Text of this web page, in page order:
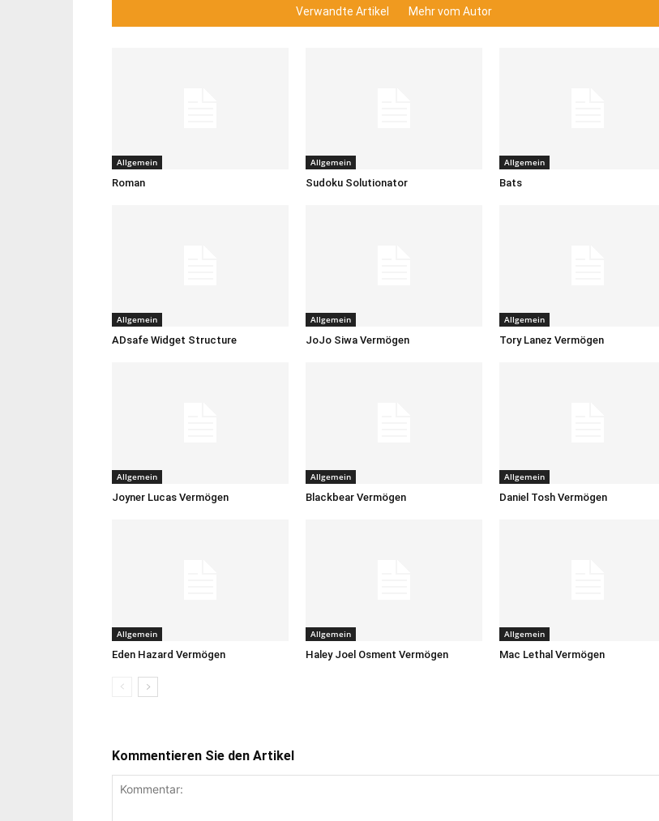
Verwandte Artikel Mehr vom Autor
Allgemein
Roman
Allgemein
Sudoku Solutionator
Allgemein
Bats
Allgemein
ADsafe Widget Structure
Allgemein
JoJo Siwa Vermögen
Allgemein
Tory Lanez Vermögen
Allgemein
Joyner Lucas Vermögen
Allgemein
Blackbear Vermögen
Allgemein
Daniel Tosh Vermögen
Allgemein
Eden Hazard Vermögen
Allgemein
Haley Joel Osment Vermögen
Allgemein
Mac Lethal Vermögen
Kommentieren Sie den Artikel